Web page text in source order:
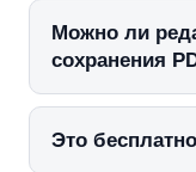
Можно ли
сохранения
Это